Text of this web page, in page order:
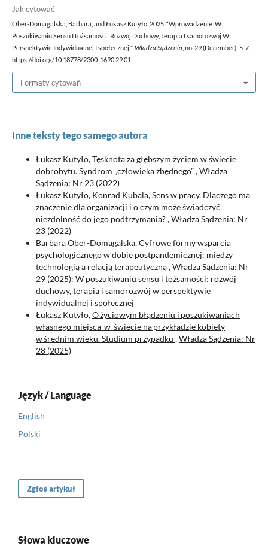
Jak cytować
Ober-Domagalska, Barbara, and Łukasz Kutyło. 2025. “Wprowadzenie. W
Poszukiwaniu Sensu I tożsamości: Rozwój Duchowy, Terapia I samorozwój W
Perspektywie Indywidualnej I społecznej ”. Władza Sądzenia , no. 29 (December): 5-7.
https://doi.org/10.18778/2300-1690.29.01
Formaty cytowań
Inne teksty tego samego autora
Łukasz Kutyło,Tęsknota za głębszym życiem w świecie
dobrobytu. Syndrom „człowieka zbędnego”,Władza
Sądzenia: Nr 23 (2022)
Łukasz Kutyło, Konrad Kubala,Sens w pracy. Dlaczego ma
znaczenie dla organizacji i o czym może świadczyć
niezdolność do jego podtrzymania?,Władza Sądzenia: Nr
23 (2022)
Barbara Ober-Domagalska,Cyfrowe formy wsparcia
psychologicznego w dobie postpandemicznej: między
technologią a relacją terapeutyczną,Władza Sądzenia: Nr
29 (2025): W poszukiwaniu sensu i tożsamości: rozwój
duchowy, terapia i samorozwój w perspektywie
indywidualnej i społecznej
Łukasz Kutyło,O życiowym błądzeniu i poszukiwaniach
własnego miejsca-w-świecie na przykładzie kobiety
w średnim wieku. Studium przypadku ,Władza Sądzenia: Nr
28 (2025)
Język / Language
English
Polski
Zgłoś artykuł
Słowa kluczowe